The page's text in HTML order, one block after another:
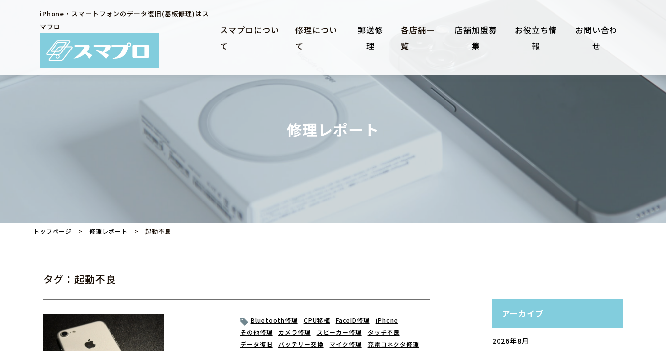
iPhone・スマートフォンのデータ復旧(基板修理)はス
マプロ
スマプロについ
て
修理につい
て
郵送修
理
各店舗一
覧
店舗加盟募
集
お役立ち情
報
お問い合わ
せ
修理レポート
トップページ > 修理レポート > 起動不良
タグ：起動不良
Bluetooth修理 CPU移植 FaceID修理
iPhone
その他修理
カメラ修理 スピーカー修理
タッチ不良
データ復旧
バッテリー交換 マイク修理
充電コネクタ修理
アーカイブ
2026年8月